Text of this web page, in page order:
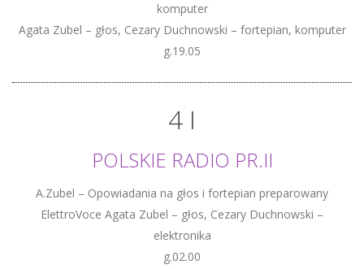
komputer
Agata Zubel – głos, Cezary Duchnowski – fortepian, komputer
g.19.05
4 I
POLSKIE RADIO PR.II
A.Zubel – Opowiadania na głos i fortepian preparowany
ElettroVoce Agata Zubel – głos, Cezary Duchnowski –
elektronika
g.02.00